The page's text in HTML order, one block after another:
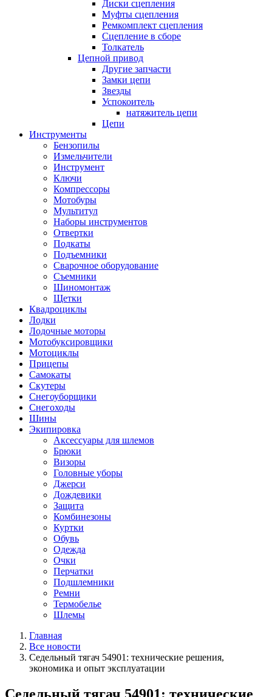
Диски сцепления
Муфты сцепления
Ремкомплект сцепления
Сцепление в сборе
Толкатель
Цепной привод
Другие запчасти
Замки цепи
Звезды
Успокоитель
натяжитель цепи
Цепи
Инструменты
Бензопилы
Измельчители
Инструмент
Ключи
Компрессоры
Мотобуры
Мультитул
Наборы инструментов
Отвертки
Подкаты
Подъемники
Сварочное оборудование
Съемники
Шиномонтаж
Щетки
Квадроциклы
Лодки
Лодочные моторы
Мотобуксировщики
Мотоциклы
Прицепы
Самокаты
Скутеры
Снегоуборщики
Снегоходы
Шины
Экипировка
Аксессуары для шлемов
Брюки
Визоры
Головные уборы
Джерси
Дождевики
Защита
Комбинезоны
Куртки
Обувь
Одежда
Очки
Перчатки
Подшлемники
Ремни
Термобелье
Шлемы
Главная
Все новости
Седельный тягач 54901: технические решения,
экономика и опыт эксплуатации